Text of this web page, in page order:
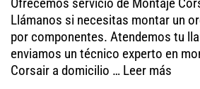
tt
er
bo
ok
ail ts
A
pp
Llámanos si necesitas montar un
por componentes. Atendemos tu
enviamos un técnico experto en
Corsair a domicilio … Leer más